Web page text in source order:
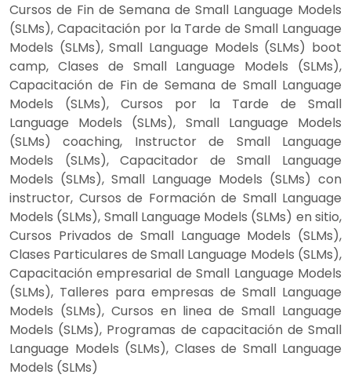
Cursos de Fin de Semana de Small Language Models
(SLMs), Capacitación por la Tarde de Small Language
Models (SLMs), Small Language Models (SLMs) boot
camp, Clases de Small Language Models (SLMs),
Capacitación de Fin de Semana de Small Language
Models (SLMs), Cursos por la Tarde de Small
Language Models (SLMs), Small Language Models
(SLMs) coaching, Instructor de Small Language
Models (SLMs), Capacitador de Small Language
Models (SLMs), Small Language Models (SLMs) con
instructor, Cursos de Formación de Small Language
Models (SLMs), Small Language Models (SLMs) en sitio,
Cursos Privados de Small Language Models (SLMs),
Clases Particulares de Small Language Models (SLMs),
Capacitación empresarial de Small Language Models
(SLMs), Talleres para empresas de Small Language
Models (SLMs), Cursos en linea de Small Language
Models (SLMs), Programas de capacitación de Small
Language Models (SLMs), Clases de Small Language
Models (SLMs)